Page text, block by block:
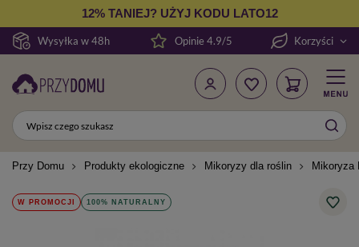
Wysyłka w 48h
12% TANIEJ? UŻYJ KODU LATO12
Opinie 4.9/5 Korzyści
Przy Domu Produkty ekologiczne Mikoryzy dla roślin Mikoryza
W PROMOCJI 100% NATURALNY